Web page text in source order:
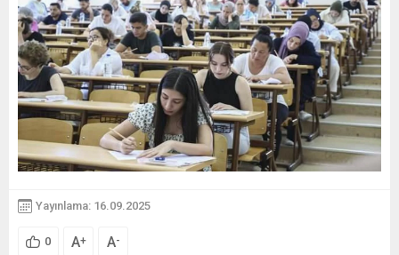
Yayınlama: 16.09.2025
0 A+ A-